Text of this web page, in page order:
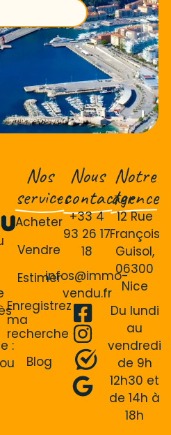
:
Nos
services
Acheter
Vendre
Estimer
Enregistrez
ma
recherche
Blog
Nous
contacter
+33 4
93 26 17
18
infos@immo-
vendu.fr
Notre
agence
12 Rue
François
Guisol,
06300
Nice
Du lundi
au
vendredi
de 9h
12h30 et
de 14h à
18h